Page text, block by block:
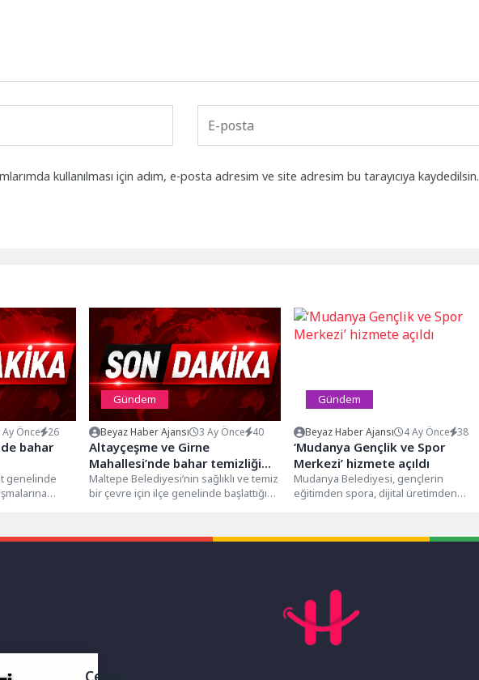
kullanılması için adım, e-posta adresim ve site adresim bu tarayıcıya kaydedilsin.
Ay Önce 26
bahar
genelinde
Gündem
Beyaz Haber Ajansı 3 Ay Önce 40
Altayçeşme ve Girne
Mahallesi’nde bahar temizliği
yapıldı
Maltepe Belediyesi’nin sağlıklı ve temiz
bir çevre için ilçe genelinde başlattığı
Gündem
Beyaz Haber Ajansı 4 Ay Önce 38
‘Mudanya Gençlik ve Spor
Merkezi’ hizmete açıldı
Mudanya Belediyesi, gençlerin
eğitimden spora, dijital üretimden